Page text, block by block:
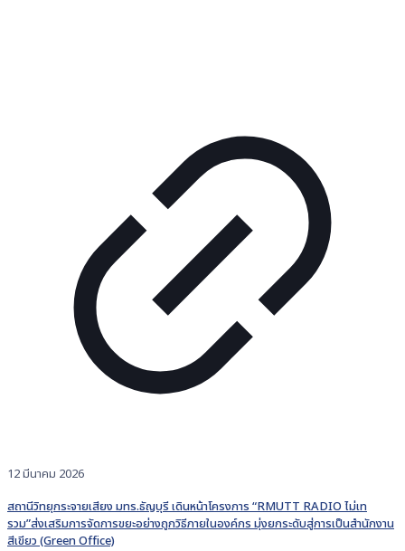
12 มีนาคม 2026
สถานีวิทยุกระจายเสียง มทร.ธัญบุรี เดินหน้าโครงการ “RMUTT RADIO ไม่เท
รวม”ส่งเสริมการจัดการขยะอย่างถูกวิธีภายในองค์กร มุ่งยกระดับสู่การเป็นสำนักงาน
สีเขียว (Green Office)